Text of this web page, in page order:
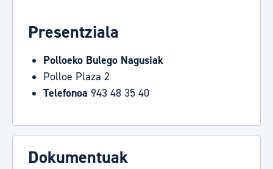
Presentziala
Polloeko Bulego Nagusiak
Polloe Plaza 2
Telefonoa 943 48 35 40
Dokumentuak